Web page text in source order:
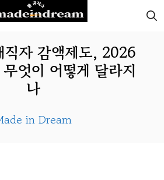
직자 감액제도, 2026
엇이 어떻게 달라지
나
in Dream